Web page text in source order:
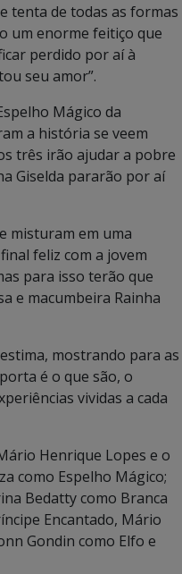
tenta de todas as formas
um enorme feitiço que
perdido por aí à
seu amor”.
Mágico da
a história se veem
três irão ajudar a pobre
Giselda pararão por aí
misturam em uma
feliz com a jovem
para isso terão que
e macumbeira Rainha
mostrando para as
é o que são, o
vividas a cada
Henrique Lopes e o
como Espelho Mágico;
Bedatty como Branca
Encantado, Mário
Gondin como Elfo e